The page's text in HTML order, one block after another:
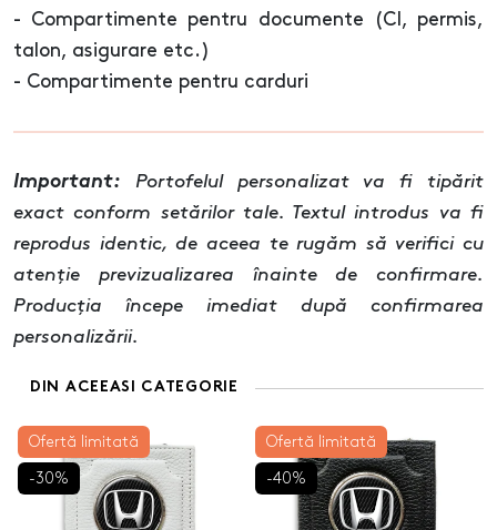
- Compartimente pentru documente (CI, permis,
talon, asigurare etc.)
- Compartimente pentru carduri
Important: Portofelul personalizat va fi tipărit
exact conform setărilor tale. Textul introdus va fi
reprodus identic, de aceea te rugăm să verifici cu
atenție previzualizarea înainte de confirmare.
Producția începe imediat după confirmarea
personalizării.
DIN ACEEASI CATEGORIE
Ofertă limitată
-30%
Ofertă limitată
-40%